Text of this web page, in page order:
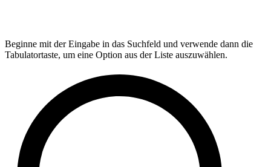
Beginne mit der Eingabe in das Suchfeld und verwende dann die
Tabulatortaste, um eine Option aus der Liste auszuwählen.